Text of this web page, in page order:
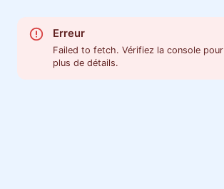
Erreur
Failed to fetch. Vérifiez la console pour
plus de détails.